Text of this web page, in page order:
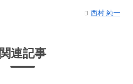
西村 純一
関連記事